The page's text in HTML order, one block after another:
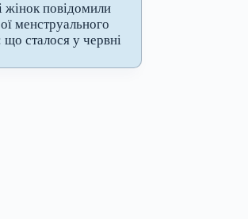
жінок повідомили
менструального
що сталося у червні